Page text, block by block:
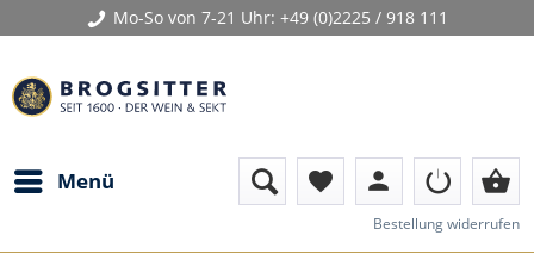
Mo-So von 7-21 Uhr: +49 (0)2225 / 918 111
Menü favorite person shopping_basket
Bestellung widerrufen